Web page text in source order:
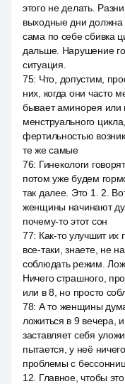
этого не делать.
выходные дни должна
сама по себе сбивка
дальше. Нарушение
ситуация.
75: Что, допустим,
них, когда они часто
бывает аминорея или
менструального
фертильностью
те же самые
76: Гинекологи
потом уже будем
так далее. Это 1. 2.
женщины начинают
почему-то этот сон
77: Как-то улучшит
все-таки, знаете, не
соблюдать режим.
Ничего страшного,
или в 8, но просто
78: А то женщины
ложиться в 9 вечера,
заставляет себя
пытается, у неё
проблемы с
12. Главное, чтобы